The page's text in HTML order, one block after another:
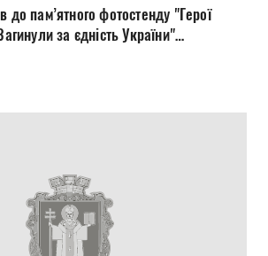
до пам’ятного фотостенду "Герої
за єдність України"